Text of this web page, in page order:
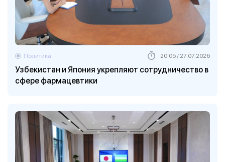
Узбекистан и Япония укрепляют сотрудничество в
сфере фармацевтики
Политика 20:05 / 27.07.2026